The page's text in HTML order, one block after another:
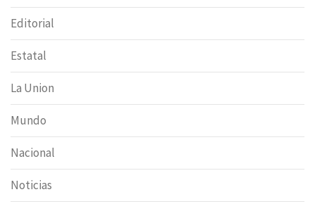
Editorial
Estatal
La Union
Mundo
Nacional
Noticias